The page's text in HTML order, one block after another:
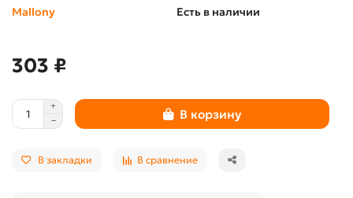
Mallony Есть в наличии
303 ₽
В корзину
В закладки В сравнение